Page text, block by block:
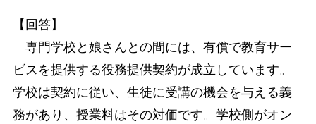
【回答】
専門学校と娘さんとの間には、有償で教育サー
ビスを提供する役務提供契約が成立しています。
学校は契約に従い、生徒に受講の機会を与える義
務があり、授業料はその対価です。学校側がオン